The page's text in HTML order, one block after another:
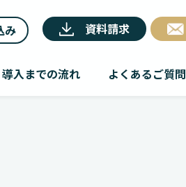
み 資料請求
導入までの流れ よくあるご質問